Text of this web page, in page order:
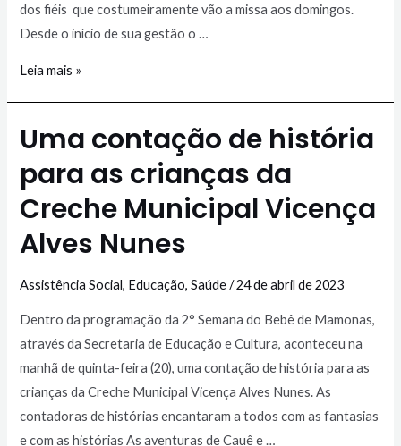
dos fiéis que costumeiramente vão a missa aos domingos.
Desde o início de sua gestão o …
Leia mais »
Uma contação de história
para as crianças da
Creche Municipal Vicença
Alves Nunes
Assistência Social, Educação,Saúde/24 de abril de 2023
Dentro da programação da 2° Semana do Bebê de Mamonas,
através da Secretaria de Educação e Cultura, aconteceu na
manhã de quinta-feira (20), uma contação de história para as
crianças da Creche Municipal Vicença Alves Nunes. As
contadoras de histórias encantaram a todos com as fantasias
e com as histórias As aventuras de Cauê e …